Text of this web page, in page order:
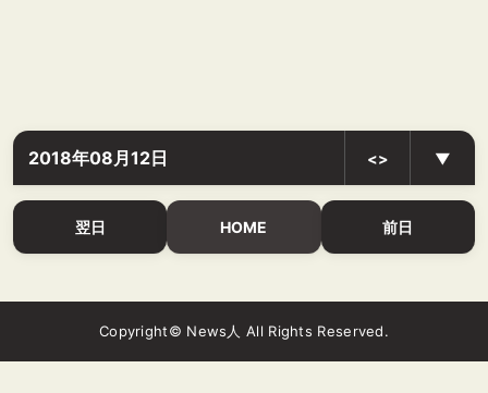
2018年08月12日 <> ▼
翌日 HOME 前日
Copyright© News人 All Rights Reserved.